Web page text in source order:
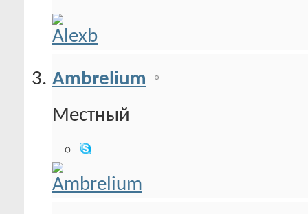
Ambrelium
Местный